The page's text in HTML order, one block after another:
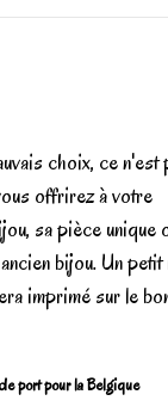
choix, ce n'est
offrirez à votre
sa pièce unique
bijou. Un petit
imprimé sur le
port pour la Belgique